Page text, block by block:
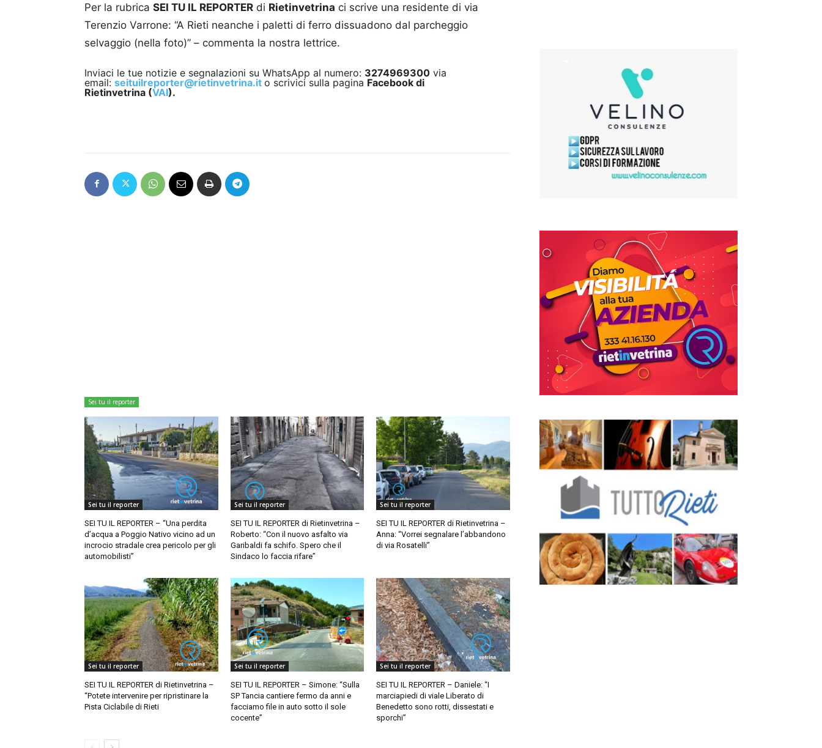
Per la rubrica SEI TU IL REPORTER di Rietinvetrina ci scrive una residente di via
Terenzio Varrone: “A Rieti neanche i paletti di ferro dissuadono dal parcheggio
selvaggio (nella foto)” – commenta la nostra lettrice.
Inviaci le tue notizie e segnalazioni su WhatsApp al numero: 3274969300 via
email: seituilreporter@rietinvetrina.it o scrivici sulla pagina Facebook di
Rietinvetrina (VAI).
Sei tu il reporter
Sei tu il reporter
SEI TU IL REPORTER – “Una perdita
d’acqua a Poggio Nativo vicino ad un
incrocio stradale crea pericolo per gli
automobilisti”
Sei tu il reporter
SEI TU IL REPORTER di Rietinvetrina –
Roberto: “Con il nuovo asfalto via
Garibaldi fa schifo. Spero che il
Sindaco lo faccia rifare”
Sei tu il reporter
SEI TU IL REPORTER di Rietinvetrina –
Anna: “Vorrei segnalare l’abbandono
di via Rosatelli”
Sei tu il reporter
SEI TU IL REPORTER di Rietinvetrina –
“Potete intervenire per ripristinare la
Pista Ciclabile di Rieti
Sei tu il reporter
SEI TU IL REPORTER – Simone: “Sulla
SP Tancia cantiere fermo da anni e
facciamo file in auto sotto il sole
cocente”
Sei tu il reporter
SEI TU IL REPORTER – Daniele: “I
marciapiedi di viale Liberato di
Benedetto sono rotti, dissestati e
sporchi”